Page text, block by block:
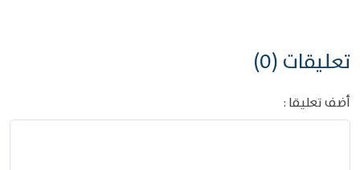
تعليقات (0)
أضف تعليقا :